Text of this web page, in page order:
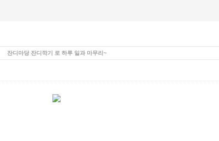
잔디마당 잔디깍기 로 하루 일과 마무리~